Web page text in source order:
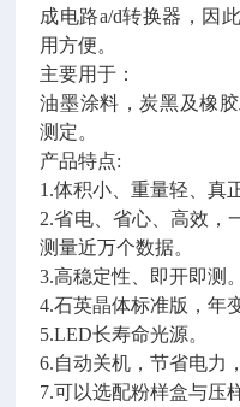
成电路a/d转换器，因
用方便。
主要用于：
油墨涂料，炭黑及橡
测定。
产品特点:
1.体积小、重量轻、真
2.省电、省心、高效，
测量近万个数据。
3.高稳定性、即开即测。
4.石英晶体标准版，年
5.LED长寿命光源。
6.自动关机，节省电力
7.可以选配粉样盒与压